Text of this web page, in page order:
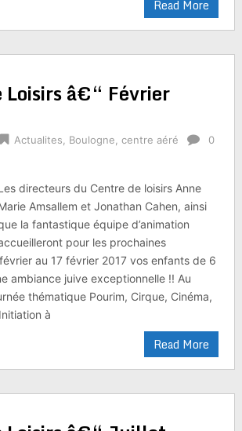
Read More
Loisirs â€“ Février
Actualites Boulogne centre aéré
0
directeurs du Centre de loisirs Anne
Amsallem et Jonathan Cahen, ainsi
la fantastique équipe d’animation
pour les prochaines
au 17 février 2017 vos enfants de 6
ambiance juive exceptionnelle !! Au
thématique Pourim, Cirque, Cinéma,
à
Read More